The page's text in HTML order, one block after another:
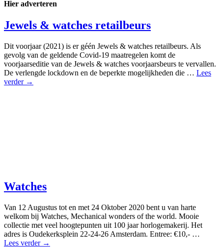
Hier adverteren
Jewels & watches retailbeurs
Dit voorjaar (2021) is er géén Jewels & watches retailbeurs. Als
gevolg van de geldende Covid-19 maatregelen komt de
voorjaarseditie van de Jewels & watches voorjaarsbeurs te vervallen.
De verlengde lockdown en de beperkte mogelijkheden die … Lees
verder →
Watches
Van 12 Augustus tot en met 24 Oktober 2020 bent u van harte
welkom bij Watches, Mechanical wonders of the world. Mooie
collectie met veel hoogtepunten uit 100 jaar horlogemakerij. Het
adres is Oudekerksplein 22-24-26 Amsterdam. Entree: €10,- …
Lees verder →